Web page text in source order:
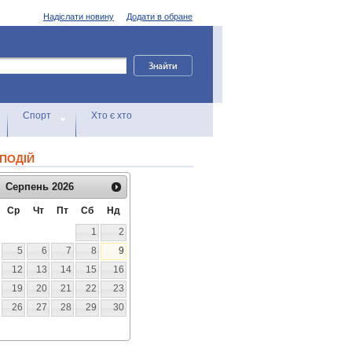
Додати в обране
Надіслати новину
Спорт Хто є хто
Серпень 2026
Ср Чт Пт Сб
Нд
1
2
5 6 7 8
9
12 13 14 15
16
19 20 21 22
23
26 27 28 29
30